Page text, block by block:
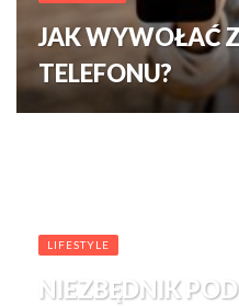
JAK WYWOŁAĆ
TELEFONU?
LIFESTYLE
NIEZBĘDNIK